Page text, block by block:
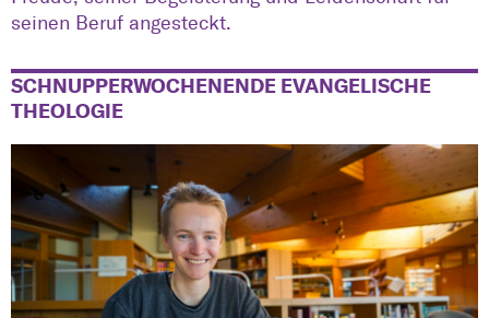
seinen Beruf angesteckt.
SCHNUPPERWOCHENENDE EVANGELISCHE
THEOLOGIE